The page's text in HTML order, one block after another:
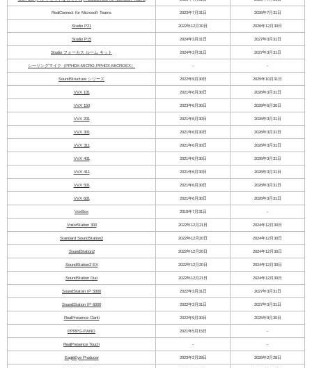
RealConnect for Microsoft Teams 2023年7月31日 2026年7月31日
Studio P21 2022年12月30日 2026年12月30日
Studio P15 2024年3月31日 2027年3月31日
Studio フォーカス ルーム キット 2024年3月31日 2027年3月31日
シーリングマイク（PPHDX-MICRO,PPHDX-MICROEX） － －
SoundStructure シリーズ 2022年9月30日 2025年10月31日
VVX 101 2021年6月30日 2026年3月31日
VVX 150 2023年6月30日 2028年6月30日
VVX 201 2021年6月30日 2026年3月31日
VVX 301 2021年6月30日 2026年3月31日
VVX 311 2021年6月30日 2026年3月31日
VVX 401 2021年6月30日 2026年3月31日
VVX 411 2021年6月30日 2026年3月31日
VVX 501 2021年6月30日 2026年3月31日
VVX 601 2021年6月30日 2026年3月31日
VoxBox 2019年7月31日 －
VoiceStation 300 2022年12月21日 2024年12月30日
Standard SoundStation2 2022年12月20日 2024年12月30日
SoundStation2 2022年12月20日 2024年12月30日
SoundStation2 EX 2022年12月20日 2024年12月30日
SoundStation Duo 2022年12月21日 2024年12月30日
SoundStatoin IP 5000 2022年3月31日 2027年3月31日
SoundStation IP 6000 2022年3月31日 2027年3月31日
RealPresence Clariti 2022年9月30日 2025年9月30日
PPRPG-PANO 2021年5月15日 －
RealPresence Touch － －
EagleEye Producer 2023年2月28日 2026年2月28日